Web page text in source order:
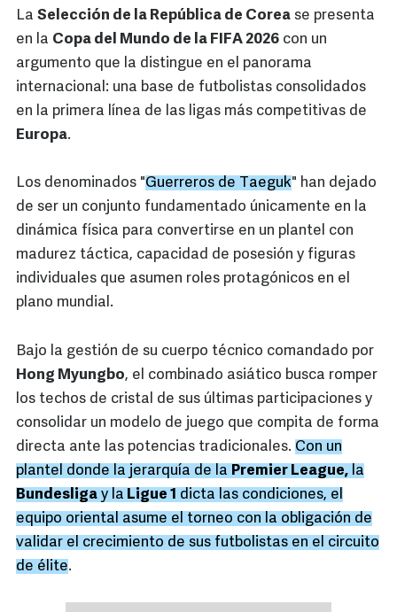
La Selección de la República de Corea se presenta
en la Copa del Mundo de la FIFA 2026 con un
argumento que la distingue en el panorama
internacional: una base de futbolistas consolidados
en la primera línea de las ligas más competitivas de
Europa.
Los denominados "Guerreros de Taeguk" han dejado
de ser un conjunto fundamentado únicamente en la
dinámica física para convertirse en un plantel con
madurez táctica, capacidad de posesión y figuras
individuales que asumen roles protagónicos en el
plano mundial.
Bajo la gestión de su cuerpo técnico comandado por
Hong Myungbo, el combinado asiático busca romper
los techos de cristal de sus últimas participaciones y
consolidar un modelo de juego que compita de forma
directa ante las potencias tradicionales. Con un
plantel donde la jerarquía de la Premier League, la
Bundesliga y la Ligue 1 dicta las condiciones, el
equipo oriental asume el torneo con la obligación de
validar el crecimiento de sus futbolistas en el circuito
de élite.